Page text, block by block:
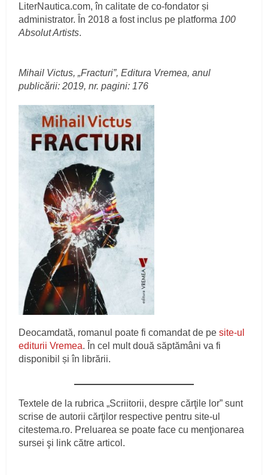
LiterNautica.com, în calitate de co-fondator și
administrator. În 2018 a fost inclus pe platforma 100
Absolut Artists.
Mihail Victus, „Fracturi”, Editura Vremea, anul
publicării: 2019, nr. pagini: 176
Deocamdată, romanul poate fi comandat de pesite-ul
editurii Vremea. În cel mult două săptămâni va fi
disponibil și în librării.
Textele de la rubrica „Scriitorii, despre cărţile lor” sunt
scrise de autorii cărţilor respective pentru site-ul
citestema.ro. Preluarea se poate face cu menţionarea
sursei şi link către articol.